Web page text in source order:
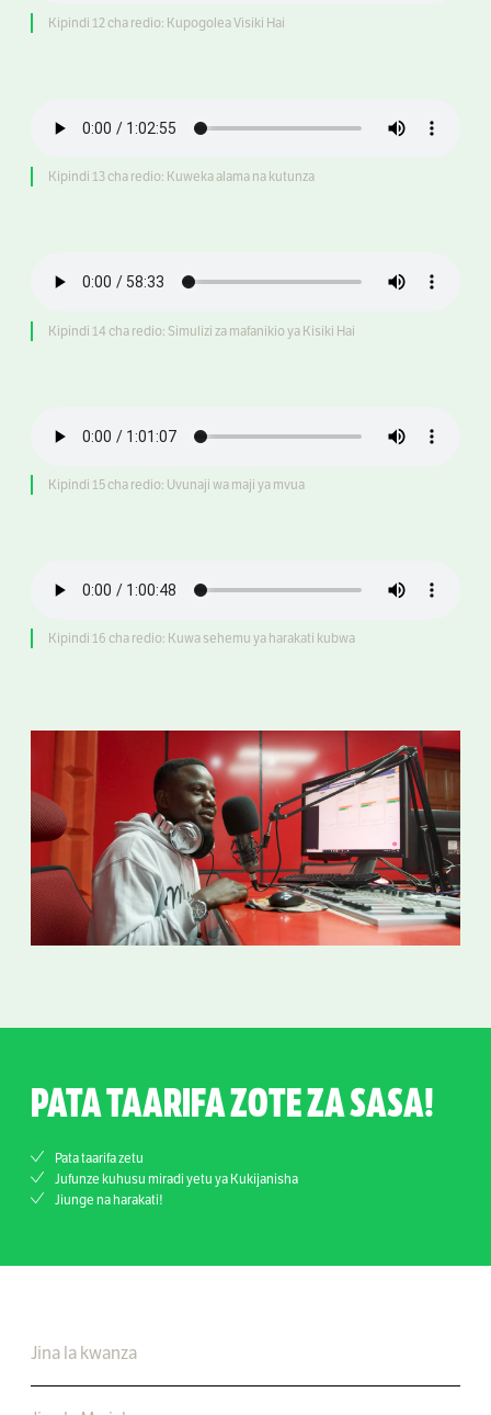
Kipindi 12 cha redio: Kupogolea Visiki Hai
Kipindi 13 cha redio: Kuweka alama na kutunza
Kipindi 14 cha redio: Simulizi za mafanikio ya Kisiki Hai
Kipindi 15 cha redio: Uvunaji wa maji ya mvua
Kipindi 16 cha redio: Kuwa sehemu ya harakati kubwa
PATA TAARIFA ZOTE ZA SASA!
Pata taarifa zetu
Jufunze kuhusu miradi yetu ya Kukijanisha
Jiunge na harakati!